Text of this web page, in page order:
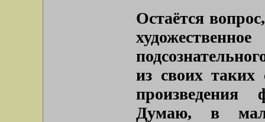
Остаётся
из своих таких
произведения
Думаю, в